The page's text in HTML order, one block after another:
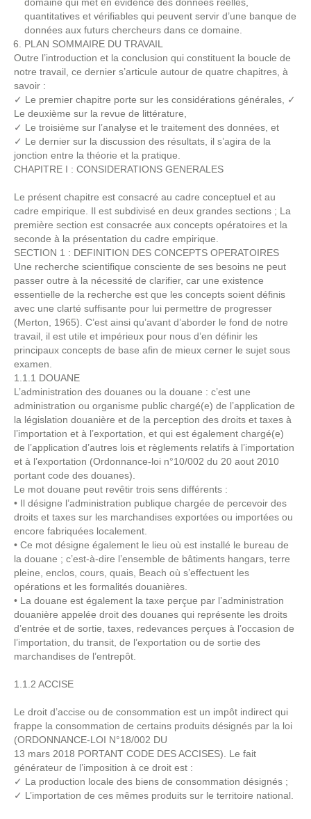
quantitatives et vérifiables qui peuvent servir d’une banque de
données aux futurs chercheurs dans ce domaine.
PLAN SOMMAIRE DU TRAVAIL
Outre l’introduction et la conclusion qui constituent la boucle de
notre travail, ce dernier s’articule autour de quatre chapitres, à
savoir :
✓ Le premier chapitre porte sur les considérations générales, ✓
Le deuxième sur la revue de littérature,
✓ Le troisième sur l’analyse et le traitement des données, et
✓ Le dernier sur la discussion des résultats, il s’agira de la
jonction entre la théorie et la pratique.
CHAPITRE I : CONSIDERATIONS GENERALES
Le présent chapitre est consacré au cadre conceptuel et au
cadre empirique. Il est subdivisé en deux grandes sections ; La
première section est consacrée aux concepts opératoires et la
seconde à la présentation du cadre empirique.
SECTION 1 : DEFINITION DES CONCEPTS OPERATOIRES
Une recherche scientifique consciente de ses besoins ne peut
passer outre à la nécessité de clarifier, car une existence
essentielle de la recherche est que les concepts soient définis
avec une clarté suffisante pour lui permettre de progresser
(Merton, 1965). C’est ainsi qu’avant d’aborder le fond de notre
travail, il est utile et impérieux pour nous d’en définir les
principaux concepts de base afin de mieux cerner le sujet sous
examen.
1.1.1 DOUANE
L’administration des douanes ou la douane : c’est une
administration ou organisme public chargé(e) de l’application de
la législation douanière et de la perception des droits et taxes à
l’importation et à l’exportation, et qui est également chargé(e)
de l’application d’autres lois et règlements relatifs à l’importation
et à l’exportation (Ordonnance-loi n°10/002 du 20 aout 2010
portant code des douanes).
Le mot douane peut revêtir trois sens différents :
• Il désigne l’administration publique chargée de percevoir des
droits et taxes sur les marchandises exportées ou importées ou
encore fabriquées localement.
• Ce mot désigne également le lieu où est installé le bureau de
la douane ; c’est-à-dire l’ensemble de bâtiments hangars, terre
pleine, enclos, cours, quais, Beach où s’effectuent les
opérations et les formalités douanières.
• La douane est également la taxe perçue par l’administration
douanière appelée droit des douanes qui représente les droits
d’entrée et de sortie, taxes, redevances perçues à l’occasion de
l’importation, du transit, de l’exportation ou de sortie des
marchandises de l’entrepôt.
1.1.2 ACCISE
Le droit d’accise ou de consommation est un impôt indirect qui
frappe la consommation de certains produits désignés par la loi
(ORDONNANCE-LOI N°18/002 DU
13 mars 2018 PORTANT CODE DES ACCISES). Le fait
générateur de l’imposition à ce droit est :
✓ La production locale des biens de consommation désignés ;
✓ L’importation de ces mêmes produits sur le territoire national.